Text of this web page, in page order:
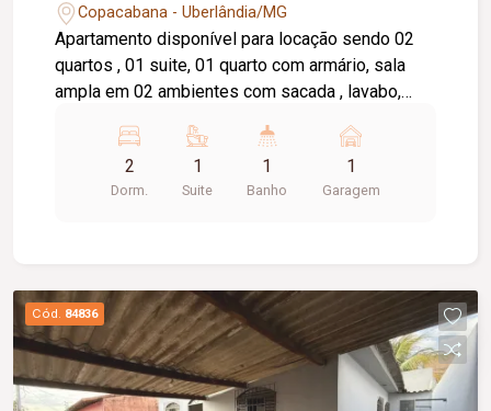
Copacabana - Uberlândia/MG
Apartamento disponível para locação sendo 02
quartos , 01 suite, 01 quarto com armário, sala
ampla em 02 ambientes com sacada , lavabo,
social com box e armário, elevador privativo, 01
vaga de garagem, portaria 24 horas,
brinquedoteca, salão de festas.
2
Dorm.
1
Suite
1
Banho
1
Garagem
Cód. 84836